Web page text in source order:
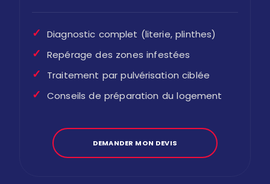
✓ Diagnostic complet (literie, plinthes)
✓ Repérage des zones infestées
✓ Traitement par pulvérisation ciblée
✓ Conseils de préparation du logement
DEMANDER MON DEVIS